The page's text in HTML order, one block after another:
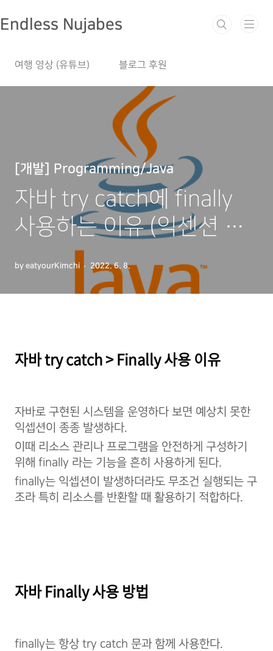
Endless Nujabes
여행 영상 (유튜브) 블로그 후원
[개발] Programming/Java
자바 try catch에 finally
사용하는 이유 (익센션 처
by eatyourKimchi 2022. 6. 8.
자바 try catch > Finally 사용 이유
자바로 구현된 시스템을 운영하다 보면 예상치 못한
익셉션이 종종 발생하다.
이때 리소스 관리나 프로그램을 안전하게 구성하기
위해 finally 라는 기능을 흔히 사용하게 된다.
finally는 익셉션이 발생하더라도 무조건 실행되는 구
조라 특히 리소스를 반환할 때 활용하기 적합하다.
자바 Finally 사용 방법
finally는 항상 try catch 문과 함께 사용한다.